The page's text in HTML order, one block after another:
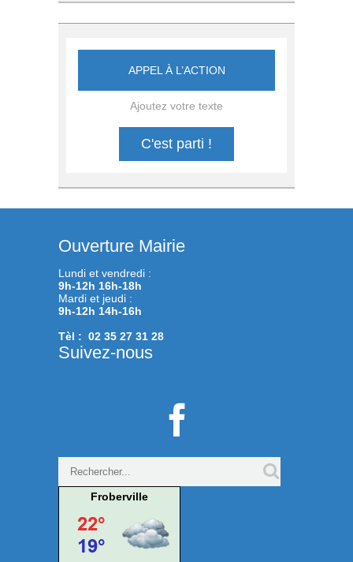
APPEL À L’ACTION
Ajoutez votre texte
C'est parti !
Ouverture Mairie
Lundi et vendredi :
9h-12h 16h-18h
Mardi et jeudi :
9h-12h 14h-16h
Tèl : 02 35 27 31 28
Suivez-nous

Froberville